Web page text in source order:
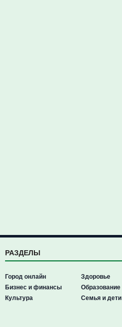
РАЗДЕЛЫ
Город онлайн
Бизнес и финансы
Культура
Здоровье
Образование
Семья и дети